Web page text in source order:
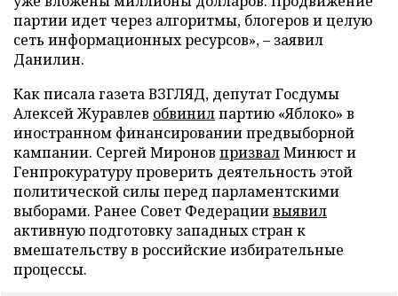
партии идет через алгоритмы, блогеров и целую
сеть информационных ресурсов», – заявил
Данилин.
Как писала газета ВЗГЛЯД, депутат Госдумы
Алексей Журавлев обвинилпартию «Яблоко» в
иностранном финансировании предвыборной
кампании. Сергей Миронов призвалМинюст и
Генпрокуратуру проверить деятельность этой
политической силы перед парламентскими
выборами. Ранее Совет Федерациивыявил
активную подготовку западных стран к
вмешательству в российские избирательные
процессы.